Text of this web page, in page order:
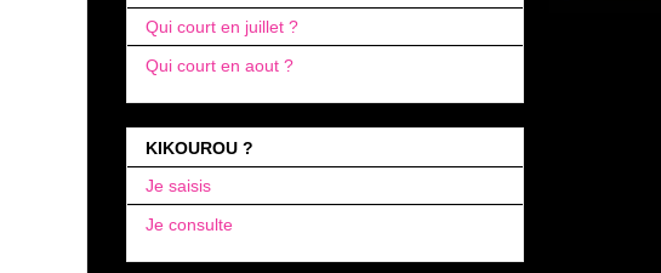
Qui court en juillet ?
Qui court en aout ?
KIKOUROU ?
Je saisis
Je consulte